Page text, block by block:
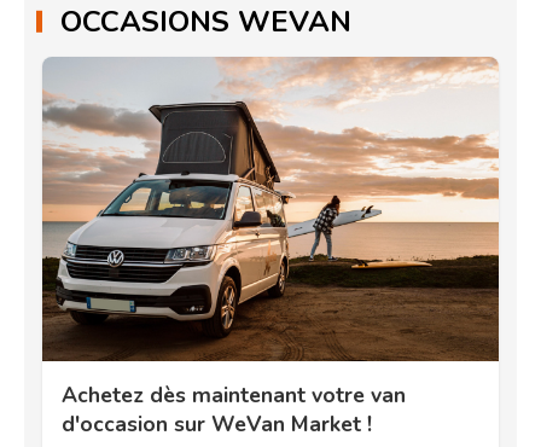
OCCASIONS WEVAN
Achetez dès maintenant votre van
d'occasion sur WeVan Market !